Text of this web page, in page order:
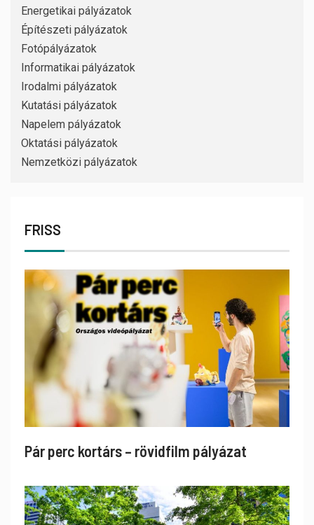
Energetikai pályázatok
Építészeti pályázatok
Fotópályázatok
Informatikai pályázatok
Irodalmi pályázatok
Kutatási pályázatok
Napelem pályázatok
Oktatási pályázatok
Nemzetközi pályázatok
FRISS
Pár perc kortárs – rövidfilm pályázat